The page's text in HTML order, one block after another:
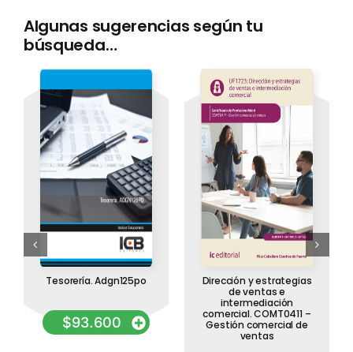
Algunas sugerencias según tu
búsqueda…
Tesorería. Adgn125po
$93.600
Dirección y estrategias
de ventas e
intermediación
comercial. COMT0411 –
Gestión comercial de
ventas